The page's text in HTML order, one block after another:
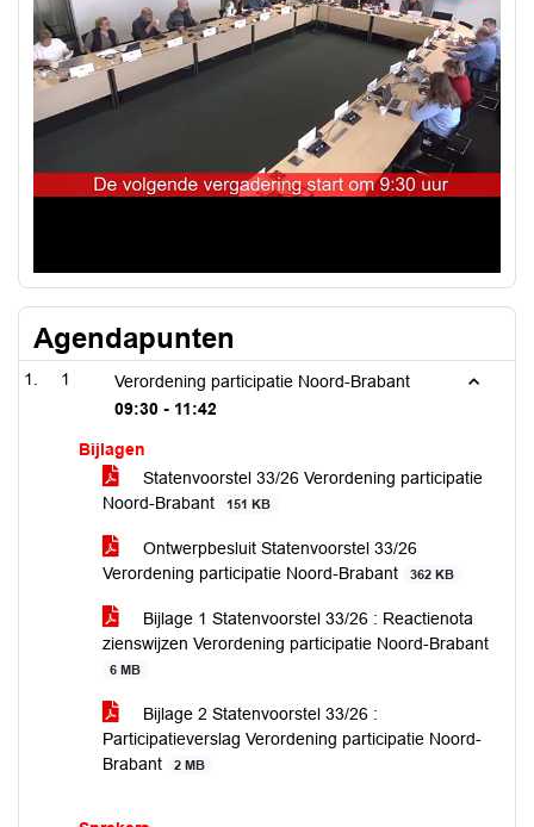
Agendapunten
1
Verordening participatie Noord-Brabant
09:30 - 11:42
Bijlagen
Statenvoorstel 33/26 Verordening participatie
Noord-Brabant
151 KB
Ontwerpbesluit Statenvoorstel 33/26
Verordening participatie Noord-Brabant
362 KB
Bijlage 1 Statenvoorstel 33/26 : Reactienota
zienswijzen Verordening participatie Noord-Brabant
6 MB
Bijlage 2 Statenvoorstel 33/26 :
Participatieverslag Verordening participatie Noord-
Brabant
2 MB